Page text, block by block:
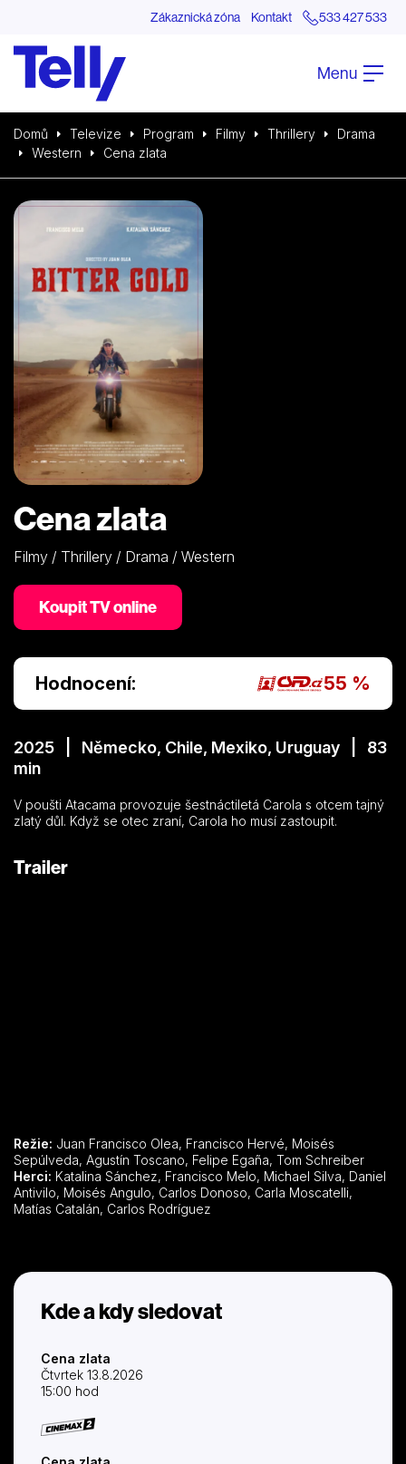
Zákaznická zóna Kontakt 533 427 533
Menu
Domů Televize Program Filmy Thrillery
Drama
Western
Cena zlata
Cena zlata
Filmy / Thrillery / Drama / Western
Koupit TV online
Hodnocení: 55 %
2025 | Německo, Chile, Mexiko, Uruguay | 83
min
V poušti Atacama provozuje šestnáctiletá Carola s otcem tajný
zlatý důl. Když se otec zraní, Carola ho musí zastoupit.
Trailer
Režie: Juan Francisco Olea, Francisco Hervé, Moisés
Sepúlveda, Agustín Toscano, Felipe Egaña, Tom Schreiber
Herci:
Antivilo, Moisés Angulo, Carlos Donoso, Carla Moscatelli,
Matías Catalán, Carlos Rodríguez
Kde a kdy sledovat
Cena zlata
Čtvrtek 13.8.2026
15:00 hod